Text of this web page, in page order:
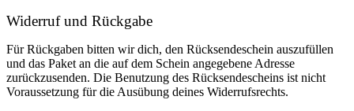
Widerruf und Rückgabe
Für Rückgaben bitten wir dich, den Rücksendeschein auszufüllen
und das Paket an die auf dem Schein angegebene Adresse
zurückzusenden. Die Benutzung des Rücksendescheins ist nicht
Voraussetzung für die Ausübung deines Widerrufsrechts.